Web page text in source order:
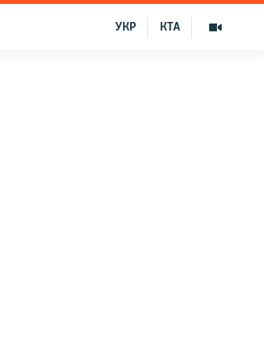
КТА
УКР